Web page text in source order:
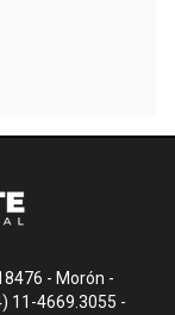
- Morón -
11-4669.3055 -